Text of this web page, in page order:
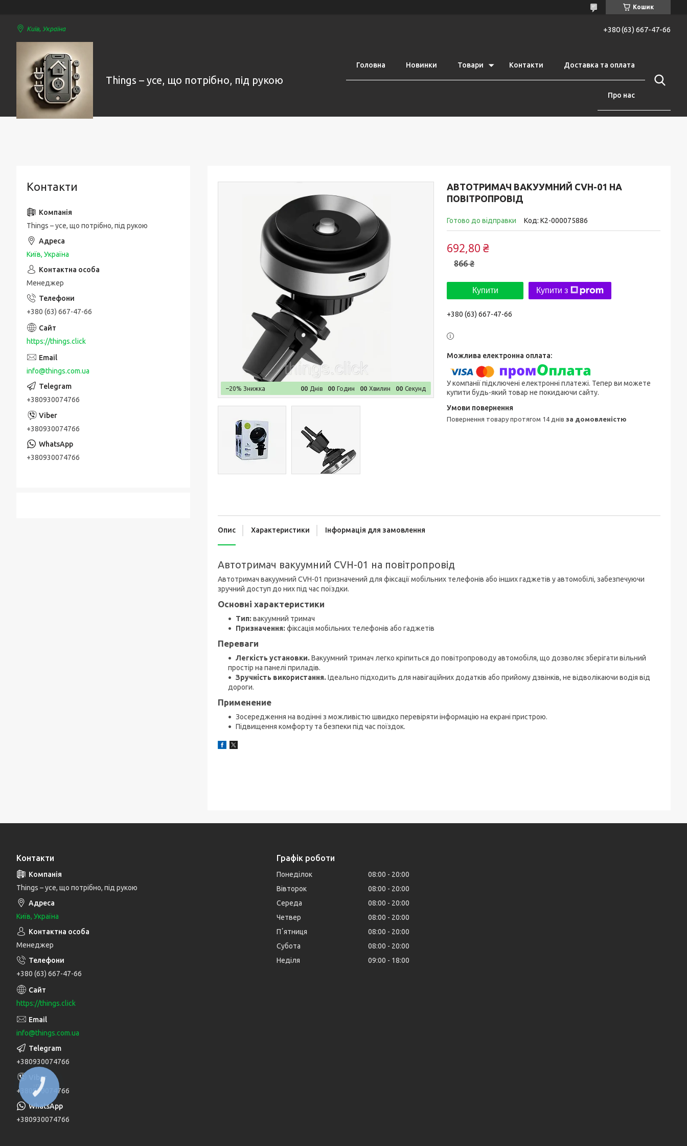
Кошик
Київ, Україна +380 (63) 667-47-66
Things – усе, що потрібно, під рукою
Головна Новинки Товари Контакти Доставка та оплата
Про нас
АВТОТРИМАЧ ВАКУУМНИЙ CVH-01 НА
ПОВІТРОПРОВІД
Готово до відправки Код: К2-000075886
866 ₴
692,80 ₴
Купити Купити з
+380 (63) 667-47-66
У компанії підключені електронні платежі. Тепер ви можете
купити будь-який товар не покидаючи сайту.
повернення товару протягом 14 днів за домовленістю
–20% 00 Днів 00 Годин 00 Хвилин 00 Секунд
Опис Характеристики Інформація для замовлення
Автотримач вакуумний CVH-01 на повітропровід
Автотримач вакуумний CVH-01 призначений для фіксації мобільних телефонів або інших гаджетів у автомобілі, забезпечуючи
зручний доступ до них під час поїздки.
Основні характеристики
Тип: вакуумний тримач
Призначення: фіксація мобільних телефонів або гаджетів
Переваги
Легкість установки. Вакуумний тримач легко кріпиться до повітропроводу автомобіля, що дозволяє зберігати вільний
простір на панелі приладів.
Зручність використання. Ідеально підходить для навігаційних додатків або прийому дзвінків, не відволікаючи водія від
дороги.
Применение
Зосередження на водінні з можливістю швидко перевіряти інформацію на екрані пристрою.
Підвищення комфорту та безпеки під час поїздок.
Контакти
Things – усе, що потрібно, під рукою
Київ, Україна
Менеджер
+380 (63) 667-47-66
https://things.click
info@things.com.ua
+380930074766
+380930074766
+380930074766
Контакти
Things – усе, що потрібно, під рукою
Київ, Україна
Менеджер
+380 (63) 667-47-66
https://things.click
info@things.com.ua
+380930074766
+380930074766
+380930074766
Графік роботи
Понеділок 08:00
20:00
Вівторок
08:00
20:00
Середа
08:00
20:00
Четвер
08:00
20:00
Пʼятниця
08:00
20:00
Субота
08:00
20:00
Неділя
09:00 18:00
КНОПКА
ЗВ'ЯЗКУ